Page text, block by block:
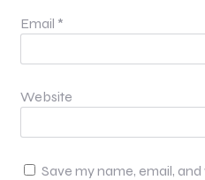
Email *
Website
Save my name, email,